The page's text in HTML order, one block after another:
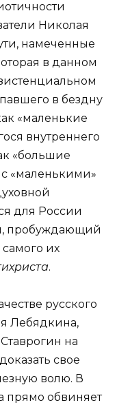
Николая
намеченные
в данном
в бездну
«маленькие
внутреннего
«большие
«маленькими»
для России
пробуждающий
их
.
русского
Лебядкина,
на
свое
волю. В
прямо обвиняет